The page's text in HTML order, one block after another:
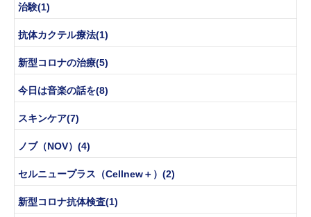
治験(1)
抗体カクテル療法(1)
新型コロナの治療(5)
今日は音楽の話を(8)
スキンケア(7)
ノブ（NOV）(4)
セルニュープラス（Cellnew＋）(2)
新型コロナ抗体検査(1)